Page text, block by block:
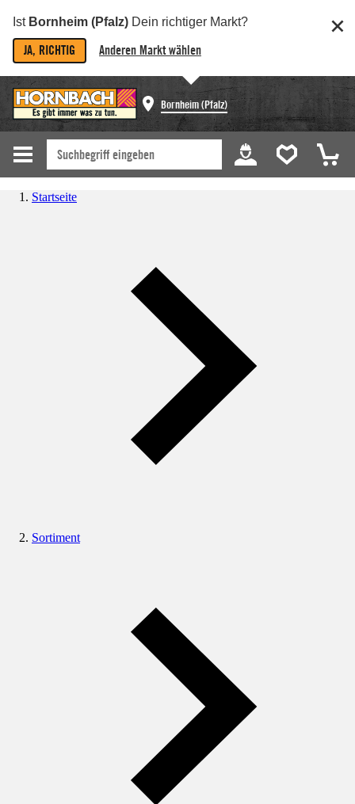
Ist Bornheim (Pfalz) Dein richtiger Markt?
JA, RICHTIG Anderen Markt wählen
Bornheim (Pfalz)
Startseite
Sortiment